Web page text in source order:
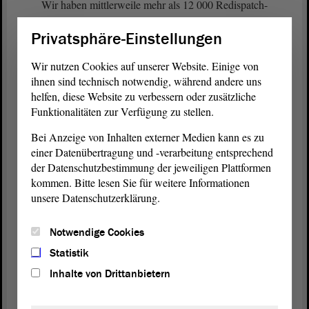
Wir haben mittlerweile mehr als 12 000 Redispatch-
Maßnahmen. Irgendwann kann das auch mal
schiefgehen. Und dann?
Zur Wahrscheinlichkeit. Ich habe nur den Blackout
angesprochen. Richtig ist tatsächlich, dass dieser
momentan noch sehr unwahrscheinlich ist. Aber
wenn der unwahrscheinliche Fall eintritt, dann ist
das so gravierend und so eine Katastrophe, dass wir
das einfach nicht negieren können und worauf wir
uns auf jeden Fall einstellen müssen.
(Wolfgang Aldag, GRÜNE: Sie haben doch gestern
Vielleicht kommen wir im Winter noch drum
herum, wobei es schon sehr kritisch wird. Aber
Privatsphäre-Einstellungen
Wir nutzen Cookies auf unserer Website. Einige von
ihnen sind technisch notwendig, während andere uns
helfen, diese Website zu verbessern oder zusätzliche
Funktionalitäten zur Verfügung zu stellen.
Bei Anzeige von Inhalten externer Medien kann es zu
einer Datenübertragung und -verarbeitung entsprechend
der Datenschutzbestimmung der jeweiligen Plattformen
kommen. Bitte lesen Sie für weitere Informationen
unsere Datenschutzerklärung.
Notwendige Cookies
Statistik
Inhalte von Drittanbietern